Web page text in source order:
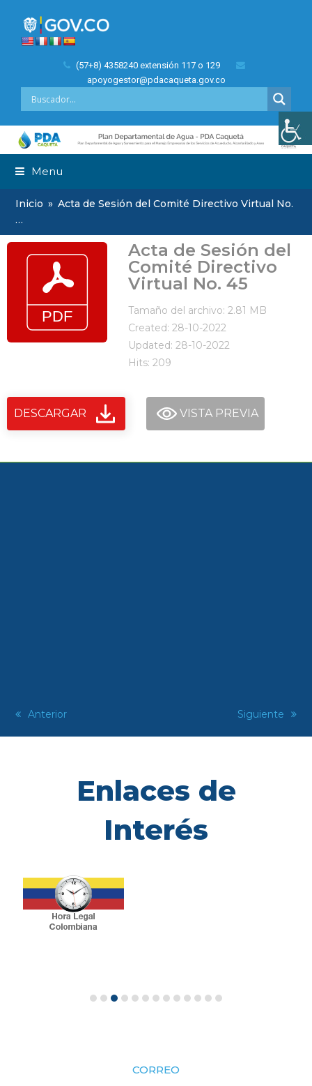
(57+8) 4358240 extensión 117 o 129
apoyogestor@pdacaqueta.gov.co
Menu
Inicio » Acta de Sesión del Comité Directivo Virtual No.
…
Acta de Sesión del
Comité Directivo
Virtual No. 45
Tamaño del archivo: 2.81 MB
Created: 28-10-2022
Updated: 28-10-2022
Hits: 209
DESCARGAR VISTA PREVIA
previous
Anterior
next
Siguiente
Enlaces de
Interés
CORREO